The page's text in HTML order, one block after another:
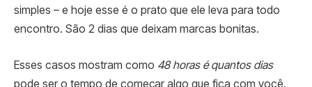
simples – e hoje esse é o prato que ele leva para todo
encontro. São 2 dias que deixam marcas bonitas.
Esses casos mostram como 48 horas é quantos dias
pode ser o tempo de começar algo que fica com você.